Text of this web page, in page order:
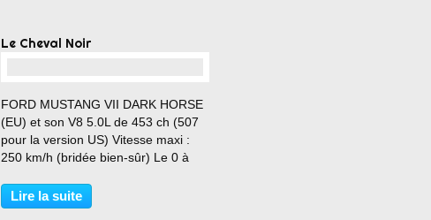
Le Cheval Noir
FORD MUSTANG VII DARK HORSE
(EU) et son V8 5.0L de 453 ch (507
pour la version US) Vitesse maxi :
250 km/h (bridée bien-sûr) Le 0 à
Nm Prix : (à partir de) 71 300 € (+ 70
000 € de malus)
Lire la suite